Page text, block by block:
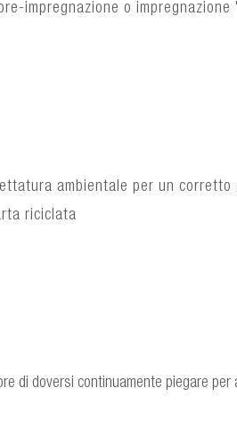
impregnazione o impregnazione
ambientale per un corretto
riciclata
di doversi continuamente piegare per